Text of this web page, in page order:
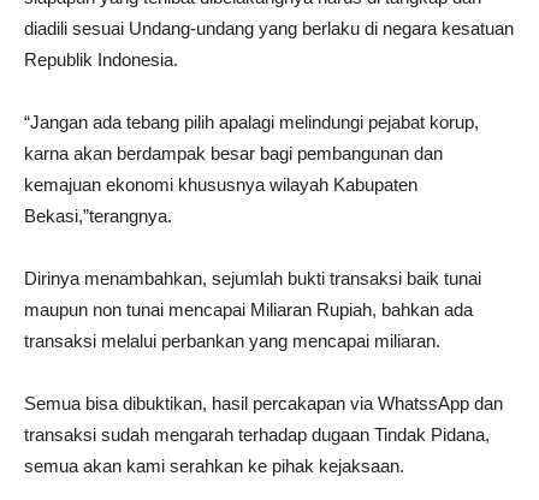
diadili sesuai Undang-undang yang berlaku di negara kesatuan
Republik Indonesia.
“Jangan ada tebang pilih apalagi melindungi pejabat korup,
karna akan berdampak besar bagi pembangunan dan
kemajuan ekonomi khususnya wilayah Kabupaten
Bekasi,”terangnya.
Dirinya menambahkan, sejumlah bukti transaksi baik tunai
maupun non tunai mencapai Miliaran Rupiah, bahkan ada
transaksi melalui perbankan yang mencapai miliaran.
Semua bisa dibuktikan, hasil percakapan via WhatssApp dan
transaksi sudah mengarah terhadap dugaan Tindak Pidana,
semua akan kami serahkan ke pihak kejaksaan.